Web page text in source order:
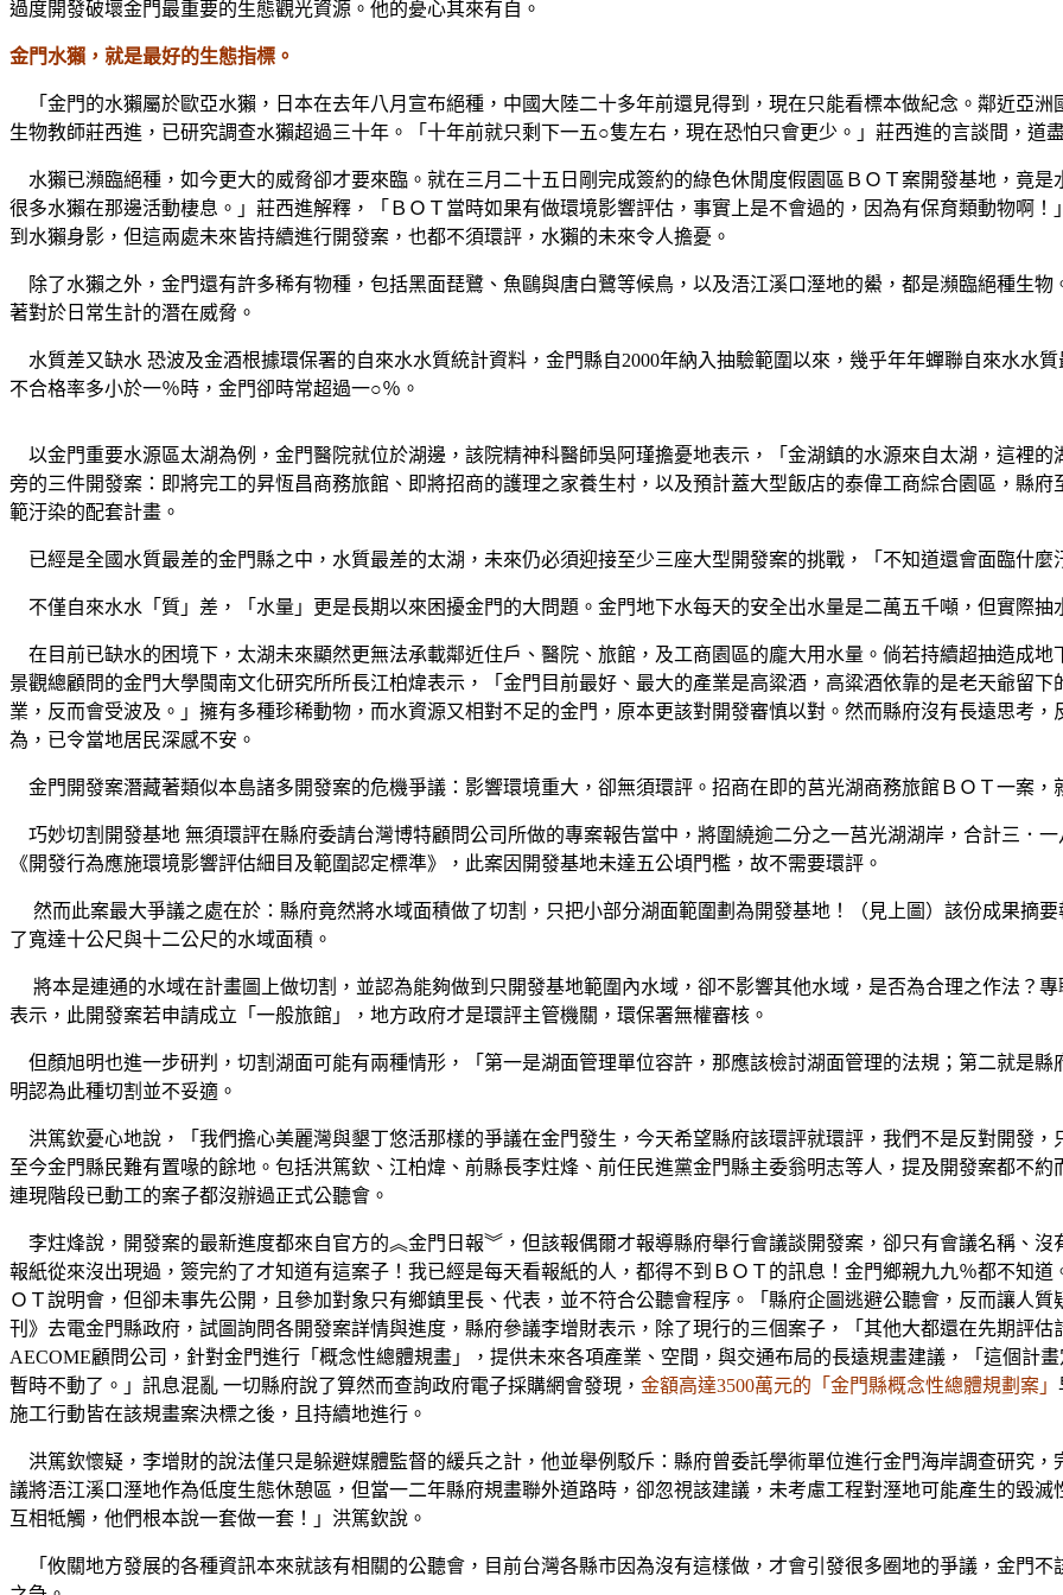
過度開發破壞金門最重要的生態觀光資源。他的憂心其來有自。
金門水獺，就是最好的生態指標。
「金門的水獺屬於歐亞水獺，日本在去年八月宣布絕種，中國大陸二十多年前還見得到，現在只能看標本做紀念。鄰近亞
生物教師莊西進，已研究調查水獺超過三十年。「十年前就只剩下一五○隻左右，現在恐怕只會更少。」莊西進的言談間，道
水獺已瀕臨絕種，如今更大的威脅卻才要來臨。就在三月二十五日剛完成簽約的綠色休閒度假園區ＢＯＴ案開發基地，竟
很多水獺在那邊活動棲息。」莊西進解釋，「ＢＯＴ當時如果有做環境影響評估，事實上是不會過的，因為有保育類動物啊
到水獺身影，但這兩處未來皆持續進行開發案，也都不須環評，水獺的未來令人擔憂。
除了水獺之外，金門還有許多稀有物種，包括黑面琵鷺、魚鷗與唐白鷺等候鳥，以及浯江溪口溼地的鱟，都是瀕臨絕種生
著對於日常生計的潛在威脅。
水質差又缺水 恐波及金酒根據環保署的自來水水質統計資料，金門縣自2000年納入抽驗範圍以來，幾乎年年蟬聯自來水水
不合格率多小於一％時，金門卻時常超過一○％。
以金門重要水源區太湖為例，金門醫院就位於湖邊，該院精神科醫師吳阿瑾擔憂地表示，「金湖鎮的水源來自太湖，這裡
旁的三件開發案：即將完工的昇恆昌商務旅館、即將招商的護理之家養生村，以及預計蓋大型飯店的泰偉工商綜合園區，縣
範汙染的配套計畫。
已經是全國水質最差的金門縣之中，水質最差的太湖，未來仍必須迎接至少三座大型開發案的挑戰，「不知道還會面臨什
不僅自來水水「質」差，「水量」更是長期以來困擾金門的大問題。金門地下水每天的安全出水量是二萬五千噸，但實際
在目前已缺水的困境下，太湖未來顯然更無法承載鄰近住戶、醫院、旅館，及工商園區的龐大用水量。倘若持續超抽造成
景觀總顧問的金門大學閩南文化研究所所長江柏煒表示，「金門目前最好、最大的產業是高粱酒，高粱酒依靠的是老天爺留
業，反而會受波及。」擁有多種珍稀動物，而水資源又相對不足的金門，原本更該對開發審慎以對。然而縣府沒有長遠思考
為，已令當地居民深感不安。
金門開發案潛藏著類似本島諸多開發案的危機爭議：影響環境重大，卻無須環評。招商在即的莒光湖商務旅館ＢＯＴ一案，
巧妙切割開發基地 無須環評在縣府委請台灣博特顧問公司所做的專案報告當中，將圍繞逾二分之一莒光湖湖岸，合計三．
《開發行為應施環境影響評估細目及範圍認定標準》，此案因開發基地未達五公頃門檻，故不需要環評。
然而此案最大爭議之處在於：縣府竟然將水域面積做了切割，只把小部分湖面範圍劃為開發基地！（見上圖）該份成果摘
了寬達十公尺與十二公尺的水域面積。
將本是連通的水域在計畫圖上做切割，並認為能夠做到只開發基地範圍內水域，卻不影響其他水域，是否為合理之作法？
表示，此開發案若申請成立「一般旅館」，地方政府才是環評主管機關，環保署無權審核。
但顏旭明也進一步研判，切割湖面可能有兩種情形，「第一是湖面管理單位容許，那應該檢討湖面管理的法規；第二就是
明認為此種切割並不妥適。
洪篤欽憂心地說，「我們擔心美麗灣與墾丁悠活那樣的爭議在金門發生，今天希望縣府該環評就環評，我們不是反對開發
至今金門縣民難有置喙的餘地。包括洪篤欽、江柏煒、前縣長李炷烽、前任民進黨金門縣主委翁明志等人，提及開發案都不
連現階段已動工的案子都沒辦過正式公聽會。
李炷烽說，開發案的最新進度都來自官方的︽金門日報︾，但該報偶爾才報導縣府舉行會議談開發案，卻只有會議名稱、
報紙從來沒出現過，簽完約了才知道有這案子！我已經是每天看報紙的人，都得不到ＢＯＴ的訊息！金門鄉親九九％都不知
ＯＴ說明會，但卻未事先公開，且參加對象只有鄉鎮里長、代表，並不符合公聽會程序。「縣府企圖逃避公聽會，反而讓人
刊》去電金門縣政府，試圖詢問各開發案詳情與進度，縣府參議李增財表示，除了現行的三個案子，「其他大都還在先期評
AECOME顧問公司，針對金門進行「概念性總體規畫」，提供未來各項產業、空間，與交通布局的長遠規畫建議，「這個計
暫時不動了。」訊息混亂 一切縣府說了算然而查詢政府電子採購網會發現， 金額高達3500萬元的「金門縣概念性總體規劃案」
施工行動皆在該規畫案決標之後，且持續地進行。
洪篤欽懷疑，李增財的說法僅只是躲避媒體監督的緩兵之計，他並舉例駁斥：縣府曾委託學術單位進行金門海岸調查研究
議將浯江溪口溼地作為低度生態休憩區，但當一二年縣府規畫聯外道路時，卻忽視該建議，未考慮工程對溼地可能產生的毀
互相牴觸，他們根本說一套做一套！」洪篤欽說。
「攸關地方發展的各種資訊本來就該有相關的公聽會，目前台灣各縣市因為沒有這樣做，才會引發很多圈地的爭議，金門